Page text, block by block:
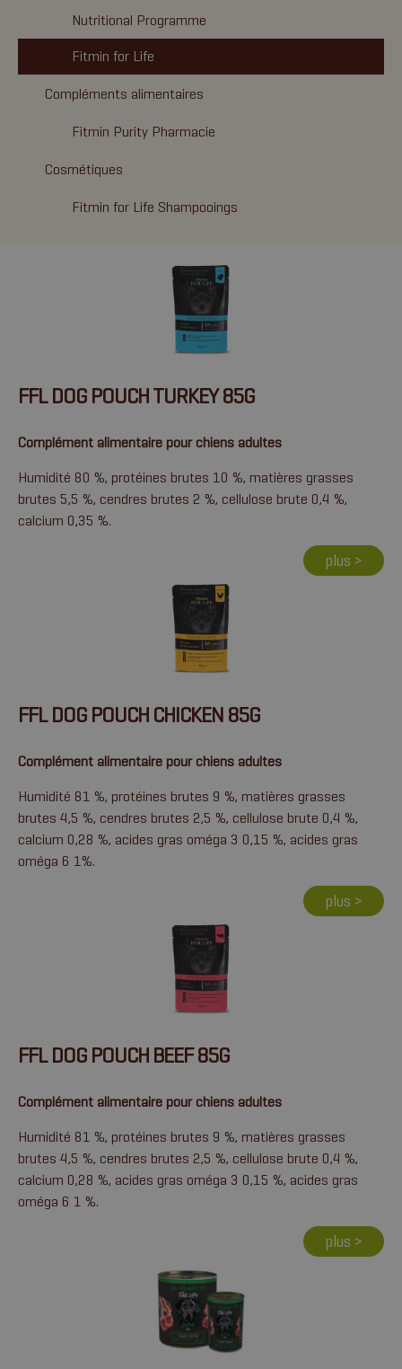
Nutritional Programme
Fitmin for Life
Compléments alimentaires
Fitmin Purity Pharmacie
Cosmétiques
Fitmin for Life Shampooings
FFL DOG POUCH TURKEY 85G
Complément alimentaire pour chiens adultes
Humidité 80 %, protéines brutes 10 %, matières grasses
brutes 5,5 %, cendres brutes 2 %, cellulose brute 0,4 %,
calcium 0,35 %.
plus >
FFL DOG POUCH CHICKEN 85G
Complément alimentaire pour chiens adultes
Humidité 81 %, protéines brutes 9 %, matières grasses
brutes 4,5 %, cendres brutes 2,5 %, cellulose brute 0,4 %,
calcium 0,28 %, acides gras oméga 3 0,15 %, acides gras
oméga 6 1%.
plus >
FFL DOG POUCH BEEF 85G
Complément alimentaire pour chiens adultes
Humidité 81 %, protéines brutes 9 %, matières grasses
brutes 4,5 %, cendres brutes 2,5 %, cellulose brute 0,4 %,
calcium 0,28 %, acides gras oméga 3 0,15 %, acides gras
oméga 6 1 %.
plus >